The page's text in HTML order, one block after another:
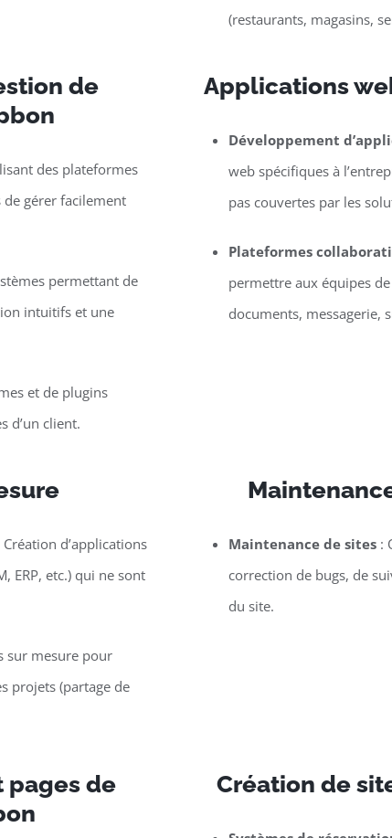
(restaurants, magasins,
de
des plateformes
gérer facilement
permettant de
intuitifs et une
et de plugins
d’un client.
Applications
Développement
web spécifiques à
pas couvertes par les
Plateformes
permettre aux équipes
documents, messagerie,
d’applications
ERP, etc.) qui ne sont
sur mesure pour
projets (partage de
Maintenance de sites :
correction de bugs, de
du site.
pages de
Création de